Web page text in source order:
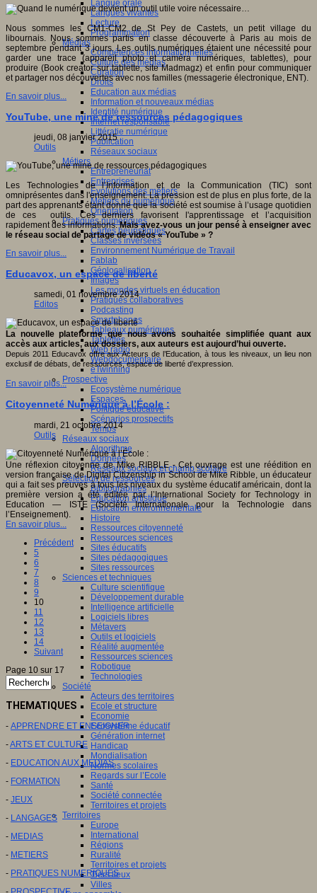
Langue orale
Langues vivantes
Lecture
Programmation
Médias
Compétences informationnelles
Culture des médias
Curation
Droits
Education aux médias
Information et nouveaux médias
Identité numérique
Internet responsable
Littératie numérique
Publication
Réseaux sociaux
Métiers
Entrepreneuriat
Entreprises
Evolutions des métiers
Métiers du numérique
Orientation
Pratiques numériques
Cartes heuristiques
Classes inversées
Environnement Numérique de Travail
Fablab
Géolocalisation
Images
Les mondes virtuels en éducation
Pratiques collaboratives
Podcasting
Smartphones
Tableaux numériques
Tablettes
Web radio
Webdocumentaire
eTwinning
Prospective
Ecosystème numérique
Espaces
Politique éducative
Scénarios prospectifs
Temps
Réseaux sociaux
Algorithme
Données
Réseaux sociaux et champ scolaire
Sélection de ressources
Bibliographies
Education artistique
Education environnementale
Histoire
Ressources citoyenneté
Ressources sciences
Sites éducatifs
Sites pédagogiques
Sites ressources
Sciences et techniques
Culture scientifique
Développement durable
Intelligence artificielle
Logiciels libres
Métavers
Outils et logiciels
Réalité augmentée
Ressources sciences
Robotique
Technologies
Société
Acteurs des territoires
Ecole et structure
Economie
Ecosystème éducatif
Génération internet
Handicap
Mondialisation
Normes scolaires
Regards sur l’Ecole
Santé
Société connectée
Territoires et projets
Territoires
Europe
International
Régions
Ruralité
Territoires et projets
Tiers lieux
Villes
Nous sommes les CM1-CM2 de St Pey de Castets, un petit village du
libournais. Nous sommes partis en classe découverte à Paris au mois de
septembre pendant 3 jours. Les outils numériques étaient une nécessité pour
garder une trace (appareil photo et caméra numériques, tablettes), pour
produire (Book creator sur tablette, site Madmagz) et enfin pour communiquer
et partager nos découvertes avec nos familles (messagerie électronique, ENT).
En savoir plus...
YouTube, une mine de ressources pédagogiques
jeudi, 08 janvier 2015
Outils
Les Technologies de l’Information et de la Communication (TIC) sont
omniprésentes dans l'enseignement. La pression est de plus en plus forte, de la
part des apprenants étant donné que la société est soumise à l’usage quotidien
de ces outils. Ces derniers favorisent l'apprentissage et l’acquisition
rapidement des informations.Mais avez-vous un jour pensé à enseigner avec
le réseau social de partage de vidéos « YouTube » ?
En savoir plus...
Educavox, un espace de liberté
samedi, 01 novembre 2014
Editos
La nouvelle plateforme que nous avons souhaitée simplifiée quant aux
accès aux articles, aux dossiers, aux auteurs est aujourd’hui ouverte.
Depuis 2011 Educavox offre aux Acteurs de l’Education, à tous les niveaux, un lieu non
exclusif de débats, de ressources, espace de liberté d’expression.
En savoir plus...
Citoyenneté Numérique à l’École :
mardi, 21 octobre 2014
Outils
Une réflexion citoyenne de Mike RIBBLE - Cet ouvrage est une réédition en
version française de Digital Citizenship in School de Mike Ribble, un éducateur
qui a fait ses preuves à tous les niveaux du système éducatif américain, dont la
première version a été éditée par l’International Society for Technology in
Education — ISTE (Société Internationale pour la Technologie dans
l’Enseignement).
En savoir plus...
Précédent
5
6
7
8
9
10
11
12
13
14
Suivant
Page 10 sur 17
THEMATIQUES
- APPRENDRE ET ENSEIGNER
-ARTS ET CULTURE
- EDUCATION AUX MEDIAS
- FORMATION
- JEUX
- LANGAGES
- MEDIAS
- METIERS
- PRATIQUES NUMERIQUES